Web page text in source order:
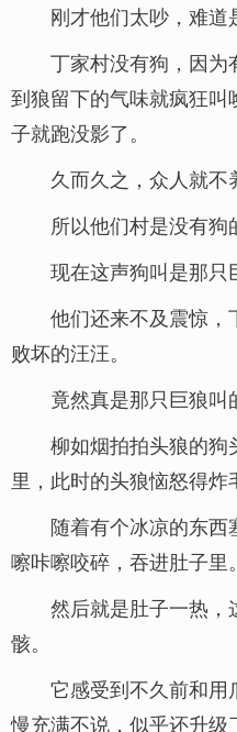
刚才他们太吵，难道
丁家村没有狗，因为
到狼留下的气味就疯狂
子就跑没影了。
久而久之，众人就不
所以他们村是没有狗
现在这声狗叫是那只
他们还来不及震惊，
败坏的汪汪。
竟然真是那只巨狼叫
柳如烟拍拍头狼的
里，此时的头狼恼怒得炸
随着有个冰凉的东
嚓咔嚓咬碎，吞进肚子里。
然后就是肚子一热，
骸。
它感受到不久前和用
慢充满不说，似乎还升级